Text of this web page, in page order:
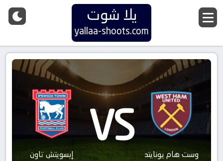
يلا شوت
yallaa-shoots.com
وست هام يونايتد VS إبسويتش تاون